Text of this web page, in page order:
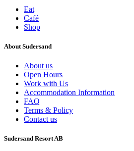
Eat
Café
Shop
About Sudersand
About us
Open Hours
Work with Us
Accommodation Information
FAQ
Terms & Policy
Contact us
Sudersand Resort AB